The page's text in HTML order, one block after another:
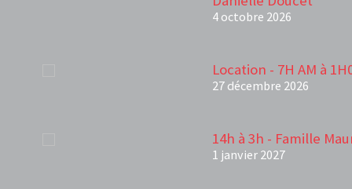
4 octobre 2026
Location - 7H AM à
27 décembre 2026
14h à 3h - Famille
1 janvier 2027